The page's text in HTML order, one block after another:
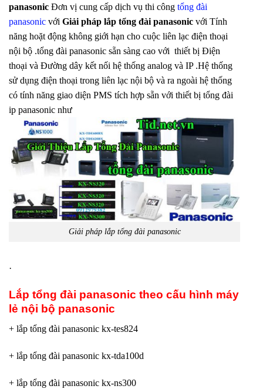
panasonic Đơn vị cung cấp dịch vụ thi công tổng đài
panasonic với Giải pháp lắp tổng đài panasonic với Tính
năng hoặt động không giới hạn cho cuộc liên lạc điện thoại
nội bộ .tổng đài panasonic sẵn sàng cao với thiết bị Điện
thoại và Đường dây kết nối hệ thống analog và IP .Hệ thống
sử dụng điện thoại trong liên lạc nội bộ và ra ngoài hệ thống
có tính năng giao diện PMS tích hợp sẵn với thiết bị tổng đài
ip panasonic như
Giải pháp lắp tổng đài panasonic
·
Lắp tổng đài panasonic theo cấu hình máy
lẻ nội bộ panasonic
+ lắp tổng đài panasonic kx-tes824
+ lắp tổng đài panasonic kx-tda100d
+ lắp tổng đài panasonic kx-ns300